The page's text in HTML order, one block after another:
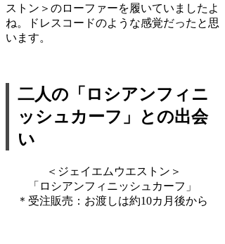
ストン＞のローファーを履いていましたよ
ね。ドレスコードのような感覚だったと思
います。
二人の「ロシアンフィニ
ッシュカーフ」との出会
い
＜ジェイエムウエストン＞
「ロシアンフィニッシュカーフ」
＊受注販売：お渡しは約10カ月後から